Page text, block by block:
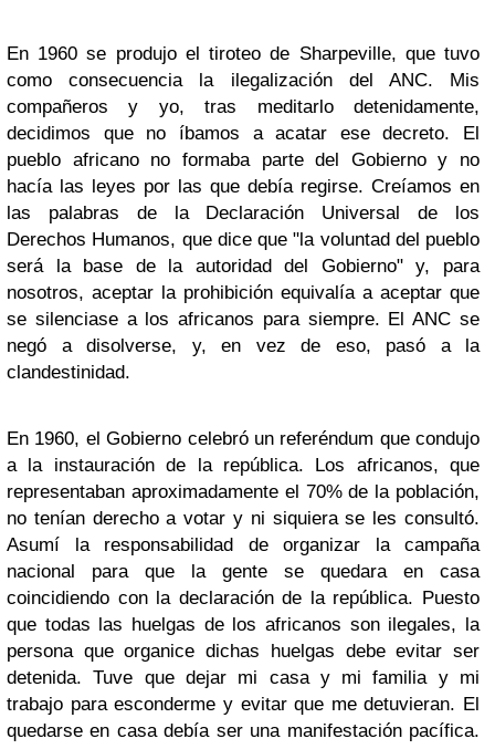
En 1960 se produjo el tiroteo de Sharpeville, que tuvo
como consecuencia la ilegalización del ANC. Mis
compañeros y yo, tras meditarlo detenidamente,
decidimos que no íbamos a acatar ese decreto. El
pueblo africano no formaba parte del Gobierno y no
hacía las leyes por las que debía regirse. Creíamos en
las palabras de la Declaración Universal de los
Derechos Humanos, que dice que "la voluntad del pueblo
será la base de la autoridad del Gobierno" y, para
nosotros, aceptar la prohibición equivalía a aceptar que
se silenciase a los africanos para siempre. El ANC se
negó a disolverse, y, en vez de eso, pasó a la
clandestinidad.
En 1960, el Gobierno celebró un referéndum que condujo
a la instauración de la república. Los africanos, que
representaban aproximadamente el 70% de la población,
no tenían derecho a votar y ni siquiera se les consultó.
Asumí la responsabilidad de organizar la campaña
nacional para que la gente se quedara en casa
coincidiendo con la declaración de la república. Puesto
que todas las huelgas de los africanos son ilegales, la
persona que organice dichas huelgas debe evitar ser
detenida. Tuve que dejar mi casa y mi familia y mi
trabajo para esconderme y evitar que me detuvieran. El
quedarse en casa debía ser una manifestación pacífica.